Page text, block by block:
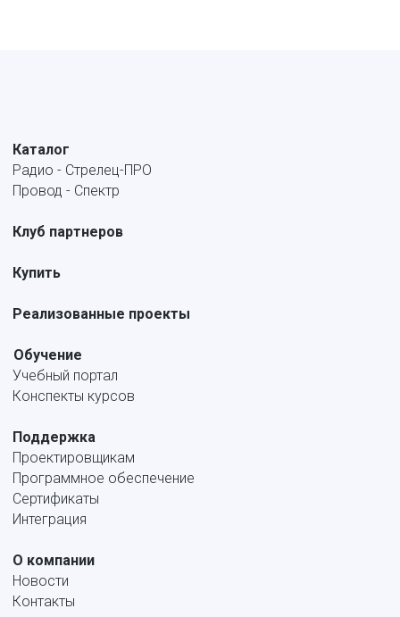
Каталог
Радио - Стрелец-ПРО
Провод - Спектр
Клуб партнеров
Купить
Реализованные проекты
Обучение
Учебный портал
Конспекты курсов
Поддержка
Проектировщикам
Программное обеспечение
Сертификаты
Интеграция
О компании
Новости
Контакты